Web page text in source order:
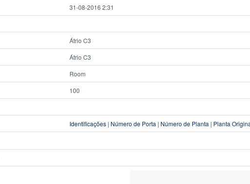
31-08-2016 2:31
Átrio C3
Átrio C3
Room
100
Identificações | Número de Porta | Número de Planta | Planta